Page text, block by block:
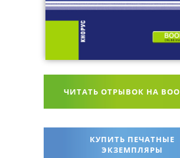
ЧИТАТЬ ОТРЫВОК НА
КУПИТЬ ПЕЧАТНЫЕ
ЭКЗЕМПЛЯРЫ